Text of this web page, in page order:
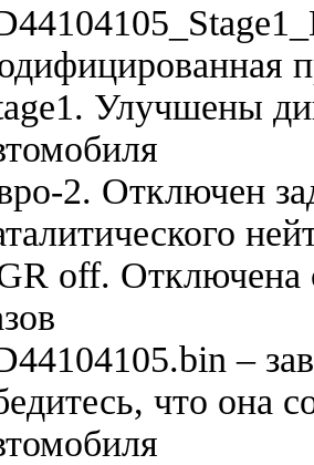
Улучшены
2. Отключен
off. Отключена
–
что она